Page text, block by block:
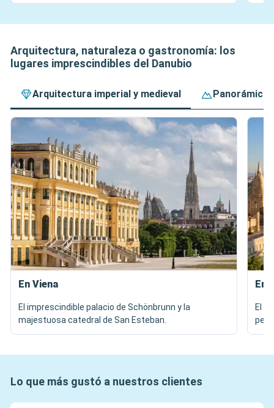
Arquitectura, naturaleza o gastronomía: los
lugares imprescindibles del Danubio
Arquitectura imperial y medieval
En Viena
El imprescindible palacio de Schönbrunn y la
majestuosa catedral de San Esteban.
En
El
Lo que más gustó a nuestros clientes